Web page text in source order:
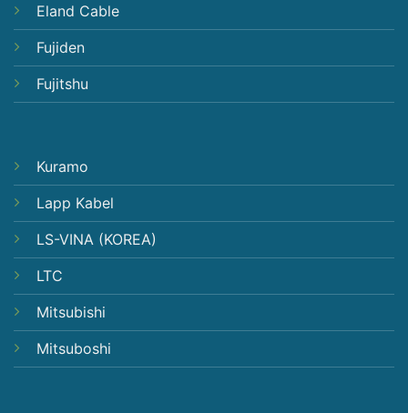
Eland Cable
Fujiden
Fujitshu
Kuramo
Lapp Kabel
LS-VINA (KOREA)
LTC
Mitsubishi
Mitsuboshi